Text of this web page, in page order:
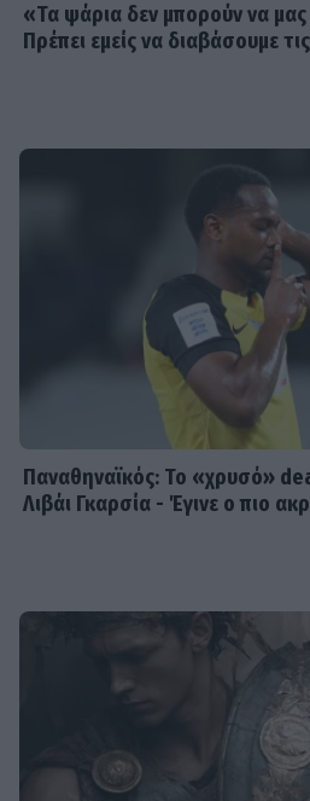
«Τα ψάρια δεν μπορούν να μας
Πρέπει εμείς να διαβάσουμε
Παναθηναϊκός: Το «χρυσό»
Λιβάι Γκαρσία - Έγινε ο πιο